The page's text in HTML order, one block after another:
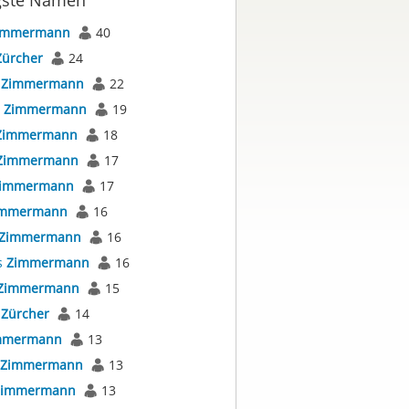
40
24
Zimmermann
22
Zimmermann
19
18
17
17
16
16
Zimmermann
16
15
Zürcher
14
13
Zimmermann
13
13